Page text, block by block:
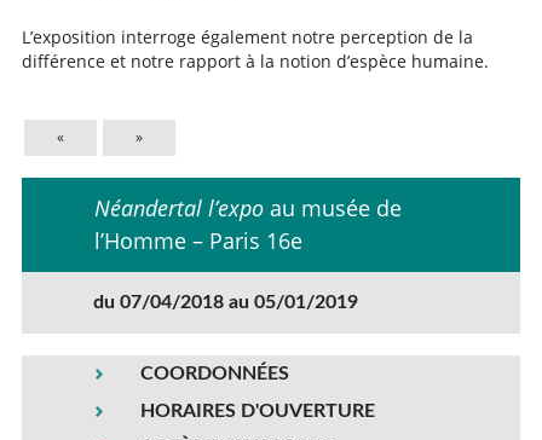
L’exposition interroge également notre perception de la
différence et notre rapport à la notion d’espèce humaine.
« »
Néandertal l’expo au musée de
l’Homme – Paris 16e
du 07/04/2018 au 05/01/2019
COORDONNÉES
HORAIRES D'OUVERTURE